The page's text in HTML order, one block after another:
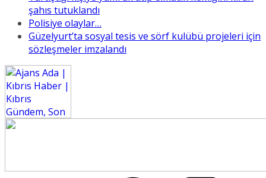
şahıs tutuklandı
Polisiye olaylar…
Güzelyurt’ta sosyal tesis ve sörf kulübü projeleri için
sözleşmeler imzalandı